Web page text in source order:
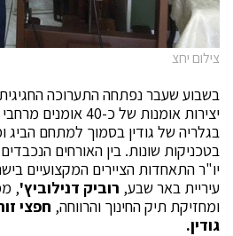
צילום יחצ
יצירות אומנות של כ-40 אומנים מרחבי הארץ
בגלריה של גודין בסמוך למתחם הביג
בטכניקות שונות. בין האורחים
יו"ר התאחדות הציירים המקצועיים
עיריית באר שבע, רוביק דנילוביץ',
ומחזיקת תיק החינוך והרווחה, חפצי
גודין.